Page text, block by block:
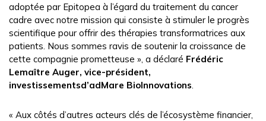
adoptée par Epitopea à l’égard du traitement du cancer
cadre avec notre mission qui consiste à stimuler le progrès
scientifique pour offrir des thérapies transformatrices aux
patients. Nous sommes ravis de soutenir la croissance de
cette compagnie prometteuse », a déclaré Frédéric
Lemaître Auger, vice-président,
investissementsd’adMare BioInnovations.
« Aux côtés d’autres acteurs clés de l’écosystème financier,